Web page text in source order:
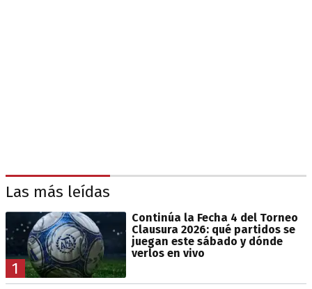
Las más leídas
1
Continúa la Fecha 4 del Torneo
Clausura 2026: qué partidos se
juegan este sábado y dónde
verlos en vivo